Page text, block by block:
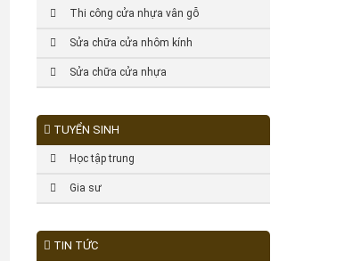
Thi công cửa nhựa vân gỗ
Sửa chữa cửa nhôm kính
Sửa chữa cửa nhựa
TUYỂN SINH
Học tập trung
Gia sư
TIN TỨC